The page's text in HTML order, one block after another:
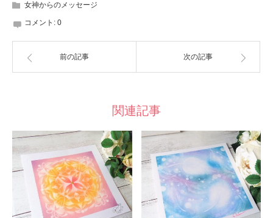
女神からのメッセージ
コメント: 0
前の記事 次の記事
関連記事